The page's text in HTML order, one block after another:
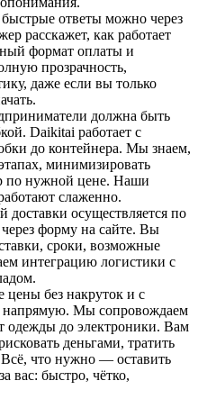
ответы можно через
расскажет, как работает
формат оплаты и
прозрачность,
даже если вы только
должна быть
Daikitai работает с
до контейнера. Мы знаем,
минимизировать
по нужной цене. Наши
слаженно.
доставки осуществляется по
форму на сайте. Вы
сроки, возможные
интеграцию логистики с
без накруток и с
напрямую. Мы сопровождаем
до электроники. Вам
деньгами, тратить
что нужно — оставить
вас: быстро, чётко,